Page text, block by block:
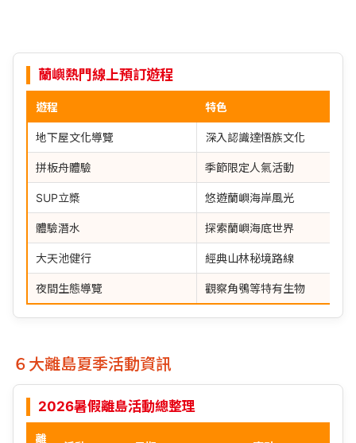
蘭嶼熱門線上預訂遊程
遊程 特色
地下屋文化導覽 深入認識達悟族文化
拼板舟體驗 季節限定人氣活動
SUP立槳 悠遊蘭嶼海岸風光
體驗潛水 探索蘭嶼海底世界
大天池健行 經典山林秘境路線
夜間生態導覽 觀察角鴞等特有生物
６大離島夏季活動資訊
2026暑假離島活動總整理
離